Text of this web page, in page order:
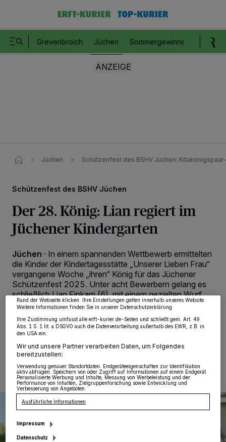
Grevenbroich Jüchen Sommergewinnspiel
Jüchen Schützenfest des BSHV Jüchen: Kitakönigspaar
Schützenfest des BSHV Jüchen
Der 28. König: Lian regiert im
Jüchener Kindergarten
Jüchen · In einem spannenden Wettbewerb ermittelten
die Kinder der Kindertagesstätte „Unserer Lieben Frau“
vergangene Woche „ihren“ König für das Jüchener
Schützenfest 2025. Unter acht Bewerbern gelang es
schließlich Lian Finkam (6), mit einem gezielten Wurf
den Papp-Vogel von seinem Gestell zu holen.
21.05.2025 , 08:00 Uhr Eine Minute Lesezeit
wie Browserdaten oder eindeutige Kennungen auf Ihrem Gerät zu. Durch Auswahl
von OK aktivieren Sie Tracking-Technologien für die unter „Wir und unsere
Partner verarbeiten Daten, um Ihnen Dienste bereitzustellen“ aufgeführten
Zwecke. Wenn Tracker deaktiviert sind, sind manche Inhalte und Anzeigen
möglicherweise nicht mehr so relevant für Sie. Sie können dieses Menü jederzeit
wieder aufrufen, um Ihre Einstellungen zu ändern oder Ihre Einwilligung zu
widerrufen, indem Sie auf den Link Einstellungen oder Ablehnen am unteren
Rand der Webseite klicken. Ihre Einstellungen gelten innerhalb unseres Website.
Weitere Informationen finden Sie in unserer Datenschutzerklärung.
Ihre Zustimmung umfasst alle erft-kurier.de-Seiten und schließt gem. Art. 49
Abs. 1 S. 1 lit. a DSGVO auch die Datenverarbeitung außerhalb des EWR, z.B. in
den USA ein.
Wir und unsere Partner verarbeiten Daten, um Folgendes
bereitzustellen:
Verwendung genauer Standortdaten. Endgeräteeigenschaften zur Identifikation
aktiv abfragen. Speichern von oder Zugriff auf Informationen auf einem Endgerät.
Personalisierte Werbung und Inhalte, Messung von Werbeleistung und der
Performance von Inhalten, Zielgruppenforschung sowie Entwicklung und
Verbesserung von Angeboten.
Ausführliche Informationen
Impressum
Datenschutz